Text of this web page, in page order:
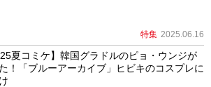
特集 2025.06.16
夏コミケ】韓国グラドルのピョ・ウンジが
！「ブルーアーカイブ」ヒビキのコスプレに